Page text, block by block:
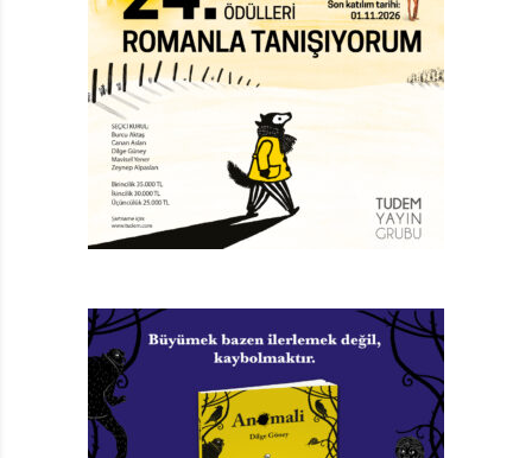
hayvanlar arasına örülmeye çalışılan duvarları yerle
bir etmekle kalmıyor, çocuklarımıza hem hayvanlara
hem de insanlara yaklaşırken ihtiyaçları olacak tüm
bilgileri ve duyguları minicik bir hap gibi yutturuyor.